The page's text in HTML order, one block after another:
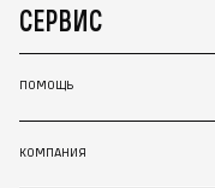
СЕРВИС
ПОМОЩЬ
КОМПАНИЯ